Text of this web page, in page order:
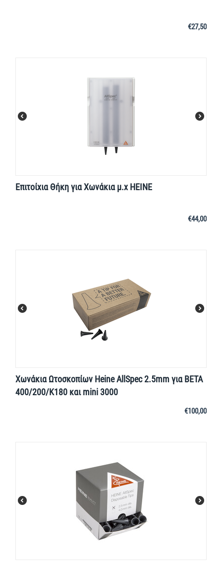
€27,50
Επιτοίχια Θήκη για Χωνάκια μ.χ HEINE
€44,00
Χωνάκια Ωτοσκοπίων Heine AllSpec 2.5mm για BETA
400/200/K180 και mini 3000
€100,00